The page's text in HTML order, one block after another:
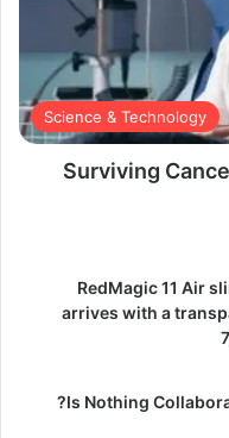
Science & Technology
Surviving
RedMagic 11 Air
arrives with a
Is Nothing